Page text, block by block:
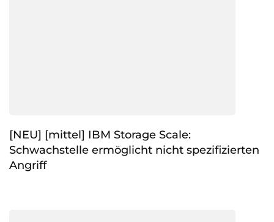
[NEU] [mittel] IBM Storage Scale:
Schwachstelle ermöglicht nicht spezifizierten
Angriff